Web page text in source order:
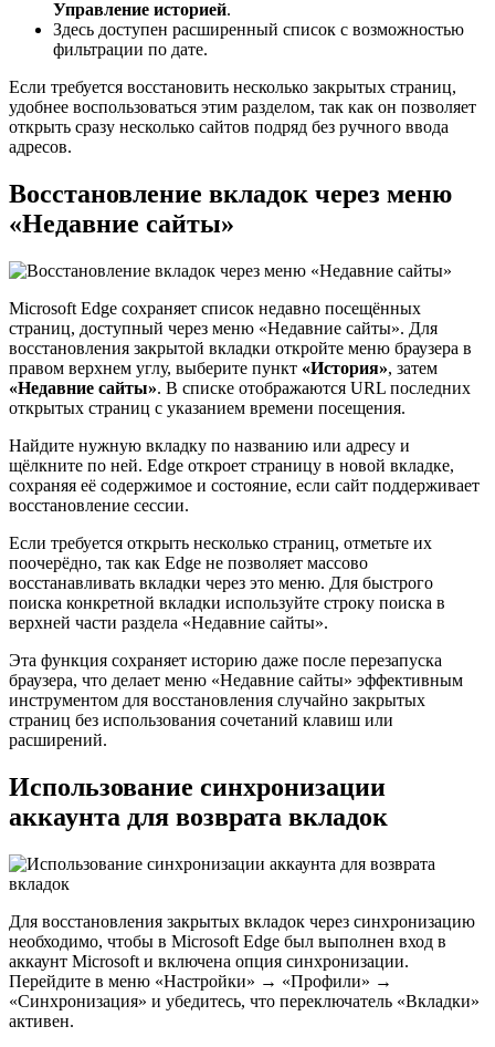
Управление историей.
Здесь доступен расширенный список с возможностью
фильтрации по дате.
Если требуется восстановить несколько закрытых страниц,
удобнее воспользоваться этим разделом, так как он позволяет
открыть сразу несколько сайтов подряд без ручного ввода
адресов.
Восстановление вкладок через меню
«Недавние сайты»
Microsoft Edge сохраняет список недавно посещённых
страниц, доступный через меню «Недавние сайты». Для
восстановления закрытой вкладки откройте меню браузера в
правом верхнем углу, выберите пункт «История», затем
«Недавние сайты». В списке отображаются URL последних
открытых страниц с указанием времени посещения.
Найдите нужную вкладку по названию или адресу и
щёлкните по ней. Edge откроет страницу в новой вкладке,
сохраняя её содержимое и состояние, если сайт поддерживает
восстановление сессии.
Если требуется открыть несколько страниц, отметьте их
поочерёдно, так как Edge не позволяет массово
восстанавливать вкладки через это меню. Для быстрого
поиска конкретной вкладки используйте строку поиска в
верхней части раздела «Недавние сайты».
Эта функция сохраняет историю даже после перезапуска
браузера, что делает меню «Недавние сайты» эффективным
инструментом для восстановления случайно закрытых
страниц без использования сочетаний клавиш или
расширений.
Использование синхронизации
аккаунта для возврата вкладок
Для восстановления закрытых вкладок через синхронизацию
необходимо, чтобы в Microsoft Edge был выполнен вход в
аккаунт Microsoft и включена опция синхронизации.
Перейдите в меню «Настройки» → «Профили» →
«Синхронизация» и убедитесь, что переключатель «Вкладки»
активен.